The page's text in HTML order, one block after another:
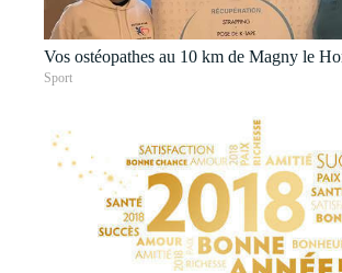
Vos ostéopathes au 10 km de Magny le
Sport